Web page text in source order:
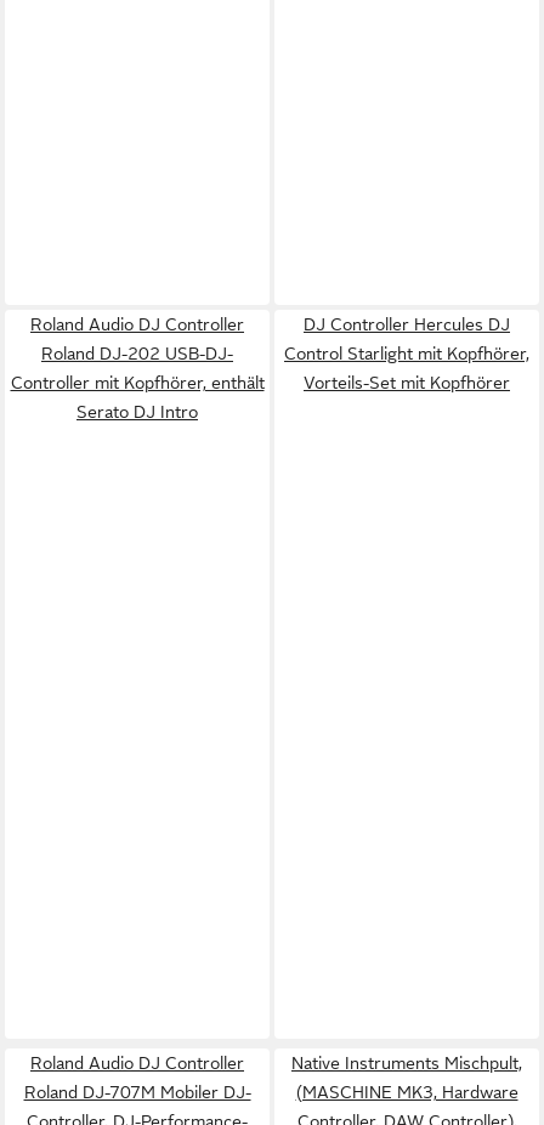
Roland Audio DJ Controller
Roland DJ-202 USB-DJ-
Controller mit Kopfhörer, enthält
Serato DJ Intro
DJ Controller Hercules DJ
Control Starlight mit Kopfhörer,
Vorteils-Set mit Kopfhörer
Roland Audio DJ Controller
Roland DJ-707M Mobiler DJ-
Native Instruments Mischpult,
(MASCHINE MK3, Hardware